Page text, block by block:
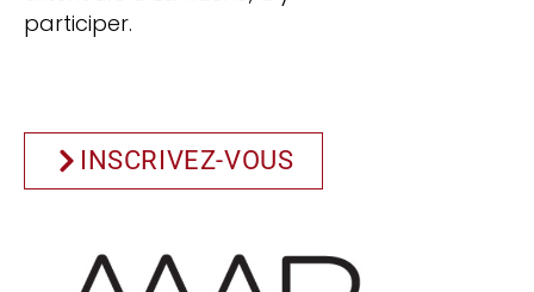
participer.
INSCRIVEZ-VOUS